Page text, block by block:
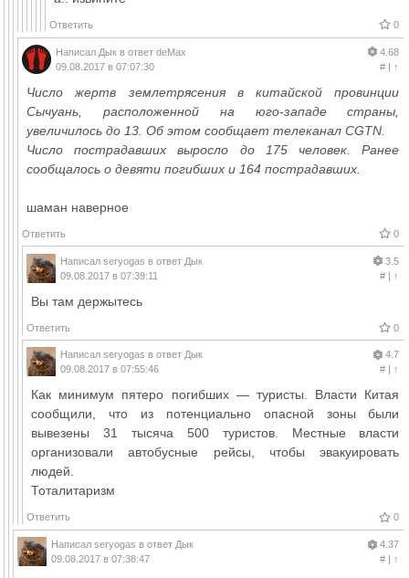
Ответить 0
Написал Дык в ответ deMax
09.08.2017 в 07:07:30
4.68
#| ↑
Число жертв землетрясения в китайской провинции
Сычуань, расположенной на юго-западе страны,
увеличилось до 13. Об этом сообщает телеканал CGTN.
Число пострадавших выросло до 175 человек. Ранее
сообщалось о девяти погибших и 164 пострадавших.
шаман наверное
Ответить 0
Написал seryogas в ответ Дык
09.08.2017 в 07:39:11
3.5
#| ↑
Вы там держытесь
Ответить 0
Написал seryogas в ответ Дык
09.08.2017 в 07:55:46
4.7
#| ↑
Как минимум пятеро погибших — туристы. Власти Китая
сообщили, что из потенциально опасной зоны были
вывезены 31 тысяча 500 туристов. Местные власти
организовали автобусные рейсы, чтобы эвакуировать
людей.
Тоталитаризм
Ответить 0
Написал seryogas в ответ Дык
09.08.2017 в 07:38:47
4.37
#| ↑